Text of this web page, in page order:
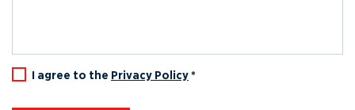
I agree to the Privacy Policy*